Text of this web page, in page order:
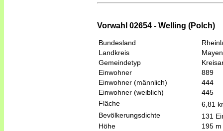
Vorwahl 02654 - Welling (Polch)
Bundesland
Landkreis
Gemeindetyp
Einwohner
889
Einwohner (männlich)
444
Einwohner (weiblich)
445
Fläche
6,81
Bevölkerungsdichte
131
Höhe
195